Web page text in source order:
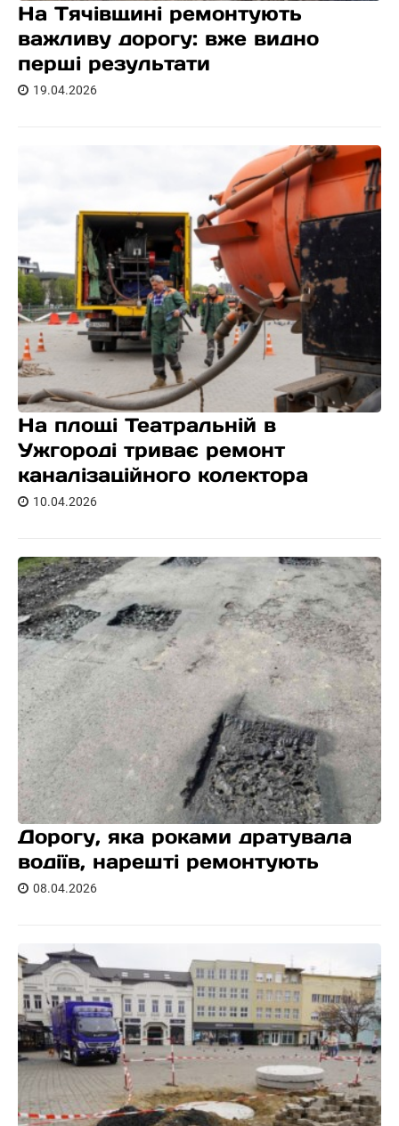
На Тячівщині ремонтують
важливу дорогу: вже видно
перші результати
19.04.2026
На площі Театральній в
Ужгороді триває ремонт
каналізаційного колектора
10.04.2026
Дорогу, яка роками дратувала
водіїв, нарешті ремонтують
08.04.2026